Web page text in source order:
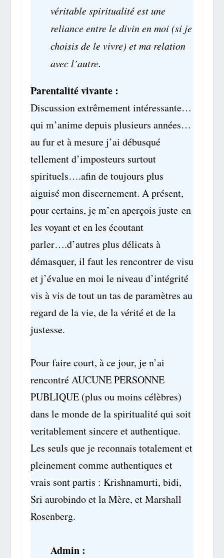
véritable spiritualité est une
reliance entre le divin en moi (si je
choisis de le vivre) et ma relation
avec l’autre.
Parentalité vivante :
Discussion extrêmement intéressante…
qui m’anime depuis plusieurs années…
au fur et à mesure j’ai débusqué
tellement d’imposteurs surtout
spirituels….afin de toujours plus
aiguisé mon discernement. A présent,
pour certains, je m’en aperçois juste en
les voyant et en les écoutant
parler….d’autres plus délicats à
démasquer, il faut les rencontrer de visu
et j’évalue en moi le niveau d’intégrité
vis à vis de tout un tas de paramètres au
regard de la vie, de la vérité et de la
justesse.
Pour faire court, à ce jour, je n’ai
rencontré AUCUNE PERSONNE
PUBLIQUE (plus ou moins célèbres)
dans le monde de la spiritualité qui soit
veritablement sincere et authentique.
Les seuls que je reconnais totalement et
pleinement comme authentiques et
vrais sont partis : Krishnamurti, bidi,
Sri aurobindo et la Mère, et Marshall
Rosenberg.
Admin :